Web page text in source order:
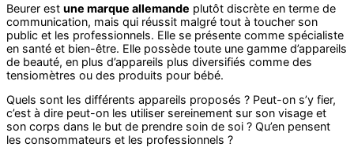
Beurer est une marque allemande plutôt discrète en terme de
communication, mais qui réussit malgré tout à toucher son
public et les professionnels. Elle se présente comme spécialiste
en santé et bien-être. Elle possède toute une gamme d’appareils
de beauté, en plus d’appareils plus diversifiés comme des
tensiomètres ou des produits pour bébé.
Quels sont les différents appareils proposés ? Peut-on s’y fier,
c’est à dire peut-on les utiliser sereinement sur son visage et
son corps dans le but de prendre soin de soi ? Qu’en pensent
les consommateurs et les professionnels ?